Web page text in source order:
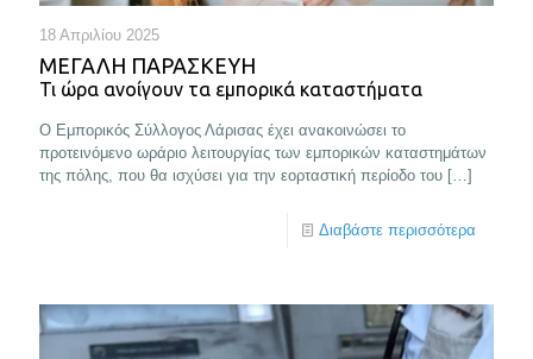
18 Απριλίου 2025
ΜΕΓΑΛΗ ΠΑΡΑΣΚΕΥΗ
Τι ώρα ανοίγουν τα εμπορικά καταστήματα
Ο Εμπορικός Σύλλογος Λάρισας έχει ανακοινώσει το
προτεινόμενο ωράριο λειτουργίας των εμπορικών καταστημάτων
της πόλης, που θα ισχύσει για την εορταστική περίοδο του […]
Διαβάστε περισσότερα